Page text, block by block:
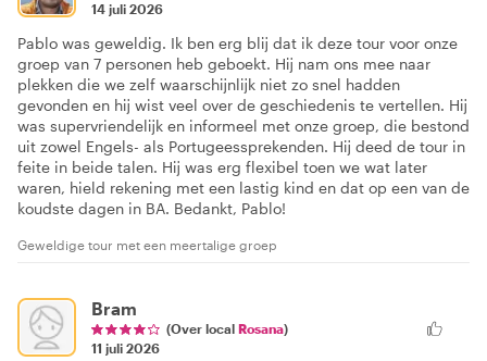
14 juli 2026
Pablo was geweldig. Ik ben erg blij dat ik deze tour voor onze
groep van 7 personen heb geboekt. Hij nam ons mee naar
plekken die we zelf waarschijnlijk niet zo snel hadden
gevonden en hij wist veel over de geschiedenis te vertellen. Hij
was supervriendelijk en informeel met onze groep, die bestond
uit zowel Engels- als Portugeessprekenden. Hij deed de tour in
feite in beide talen. Hij was erg flexibel toen we wat later
waren, hield rekening met een lastig kind en dat op een van de
koudste dagen in BA. Bedankt, Pablo!
Geweldige tour met een meertalige groep
Bram
(Over local Rosana)
11 juli 2026